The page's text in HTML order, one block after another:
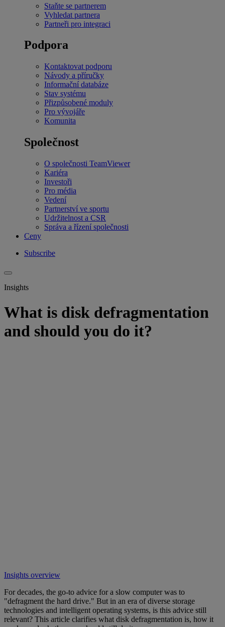
Staňte se partnerem
Vyhledat partnera
Partneři pro integraci
Podpora
Kontaktovat podporu
Návody a příručky
Informační databáze
Stav systému
Přizpůsobené moduly
Pro vývojáře
Komunita
Společnost
O společnosti TeamViewer
Kariéra
Investoři
Pro média
Vedení
Partnerství ve sportu
Udržitelnost a CSR
Správa a řízení společnosti
Ceny
Subscribe
Insights
What is disk defragmentation
and should you do it?
Insights overview
For decades, the go-to advice for a slow computer was to
"defragment the hard drive." But in an era of diverse storage
technologies and intelligent operating systems, is this advice still
relevant? This article clarifies what disk defragmentation is, how it